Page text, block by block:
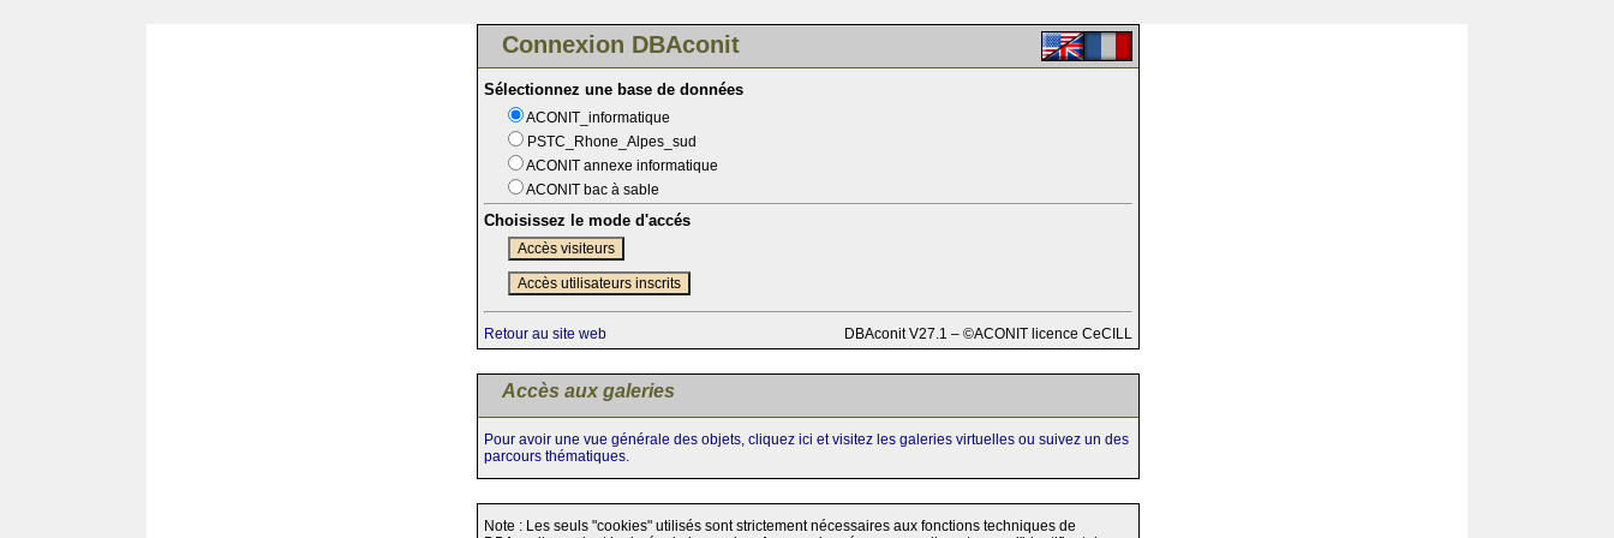
Connexion DBAconit
Sélectionnez une base de données
ACONIT_informatique
PSTC_Rhone_Alpes_sud
ACONIT annexe informatique
ACONIT bac à sable
Choisissez le mode d'accés
Accès visiteurs
Accès utilisateurs inscrits
Retour au site web DBAconit V27.1 – ©ACONIT licence CeCILL
Accès aux galeries
Pour avoir une vue générale des objets, cliquez ici et visitez les galeries virtuelles ou suivez un des
parcours thématiques.
Note : Les seuls "cookies" utilisés sont strictement nécessaires aux fonctions techniques de